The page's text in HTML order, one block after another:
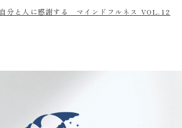
自分と人に感謝する マインドフルネス VOL.12